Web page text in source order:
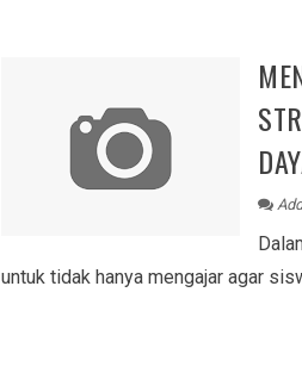
untuk tidak hanya mengajar agar